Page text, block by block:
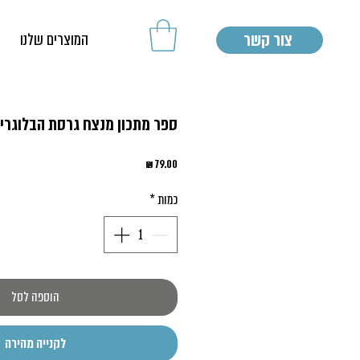
המוצרים שלנו צור קשר
ספר מתכון מנצח גרסת
כמות*
הוספה לסל
לקנייה מהירה